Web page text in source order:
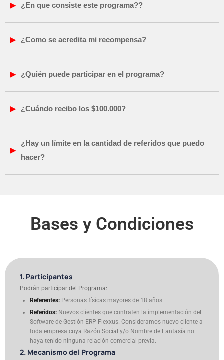
¿En que consiste este programa??
¿Como se acredita mi recompensa?
¿Quién puede participar en el programa?
¿Cuándo recibo los $100.000?
¿Hay un límite en la cantidad de referidos que puedo
hacer?
Bases y Condiciones
1. Participantes
Podrán participar del Programa:
Referentes: Personas físicas mayores de 18 años.
Referidos: Nuevos clientes que contraten la implementación del
Software de Gestión ERP Flexxus. Consideramos nuevo cliente a
toda empresa cuya Razón Social y/o Nombre de Fantasía no
haya tenido ninguna relación comercial previa.
2. Mecanismo del Programa